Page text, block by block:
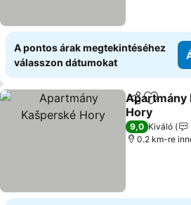
A pontos árak megtekintéséhez
válasszon dátumokat
Megosztás
Apartmány
Hory
Árak
9,0 Kiváló
0.2 km-re